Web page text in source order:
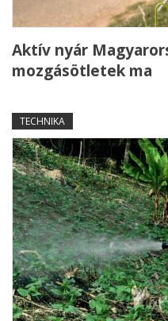
Aktív nyár
mozgásötletek ma
TECHNIKA